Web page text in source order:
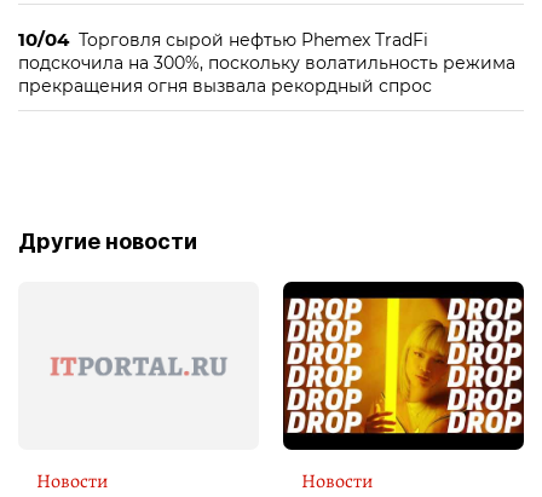
10/04 Торговля сырой нефтью Phemex TradFi
подскочила на 300%, поскольку волатильность режима
прекращения огня вызвала рекордный спрос
Другие новости
Новости Новости